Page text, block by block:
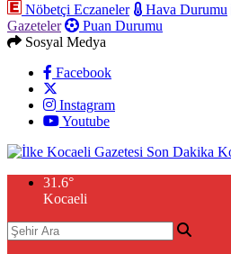
Nöbetçi Eczaneler
Hava Durumu
Gazeteler
Puan Durumu
Sosyal Medya
Facebook
Instagram
Youtube
31.6°
Kocaeli